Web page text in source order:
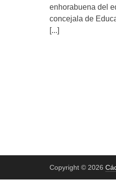
enhorabuena del
concejala de
[...]
Copyright © 2026